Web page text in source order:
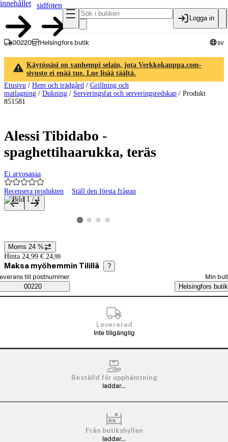
innehållet
sidfoten
Logga in
00220 Helsingfors butik sv
Käytössäsi on vanhempi selain, jota Verkkokauppa.com-
sivusto ei enää tue. Lue lisää täältä.
Etusivu / Hem och trädgård / Grillning och
matlagning / Dukning / Serveringsfat och serveringsredskap / Produkt
851581
Alessi Tibidabo -
spaghettihaarukka, teräs
Ei arvosanaa
Recensera produkten Ställ den första frågan
Produktbilder och videor
Visa produktbild 1
Visa produktbild 2
Visa produktbild 3
Visa produktbild 4
Prisinformation
Moms 24 %
Hinta 24,99 €. 24,99
Maksa myöhemmin Tilillä ?
Saatavuustiedot
beställningssätt
till postnummer
00220
Min
Helsingfors butik
Levererad
Inte tillgänglig
Beställd för upphämtning
laddar...
Från butikshyllan
laddar...